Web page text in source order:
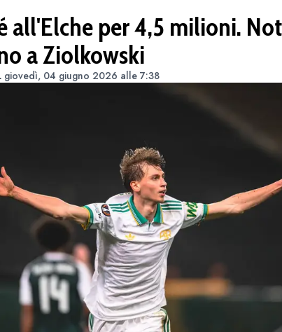
all'Elche per 4,5 milioni.
a Ziolkowski
giovedì, 04 giugno 2026 alle 7:38